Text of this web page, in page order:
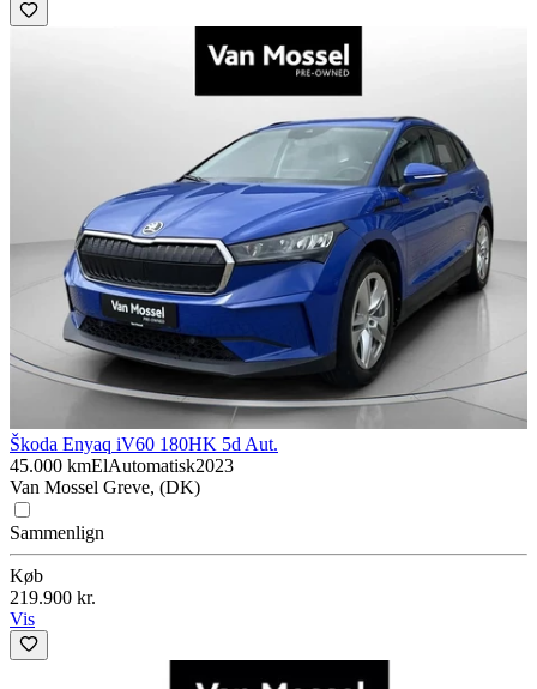
Škoda Enyaq iV60 180HK 5d Aut.
45.000 kmElAutomatisk2023
Van Mossel Greve, (DK)
Sammenlign
Køb
219.900 kr.
Vis